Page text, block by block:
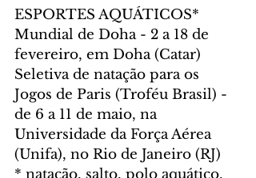
ESPORTES AQUÁTICOS*
Mundial de Doha - 2 a 18 de
fevereiro, em Doha (Catar)
Seletiva de natação para os
Jogos de Paris (Troféu Brasil) -
de 6 a 11 de maio, na
Universidade da Força Aérea
(Unifa), no Rio de Janeiro (RJ)